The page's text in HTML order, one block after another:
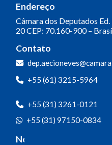
Endereço
Câmara dos Deputados
20CEP: 70.160-900 –
Contato
+55 (61) 3215-5964
+55 (31) 3261-0121
+55 (31) 97150-0834
Nossas redes